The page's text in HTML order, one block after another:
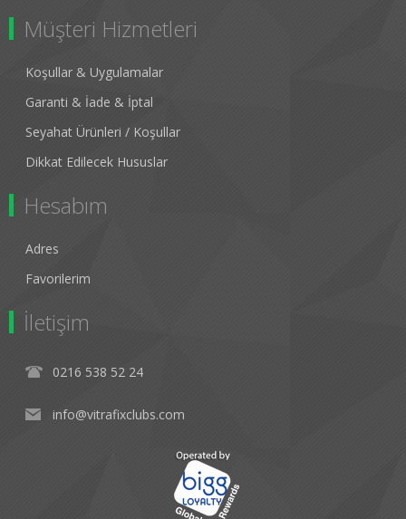
Müşteri Hizmetleri
Koşullar & Uygulamalar
Garanti & İade & İptal
Seyahat Ürünleri / Koşullar
Dikkat Edilecek Hususlar
Hesabım
Adres
Favorilerim
İletişim
0216 538 52 24
info@vitrafixclubs.com